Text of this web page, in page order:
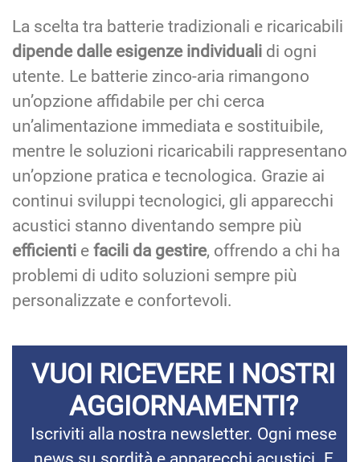
La scelta tra batterie tradizionali e ricaricabili
dipende dalle esigenze individuali di ogni
utente. Le batterie zinco-aria rimangono
un’opzione affidabile per chi cerca
un’alimentazione immediata e sostituibile,
mentre le soluzioni ricaricabili rappresentano
un’opzione pratica e tecnologica. Grazie ai
continui sviluppi tecnologici, gli apparecchi
acustici stanno diventando sempre più
efficienti e facili da gestire, offrendo a chi ha
problemi di udito soluzioni sempre più
personalizzate e confortevoli.
VUOI RICEVERE I NOSTRI
AGGIORNAMENTI?
Iscriviti alla nostra newsletter. Ogni mese